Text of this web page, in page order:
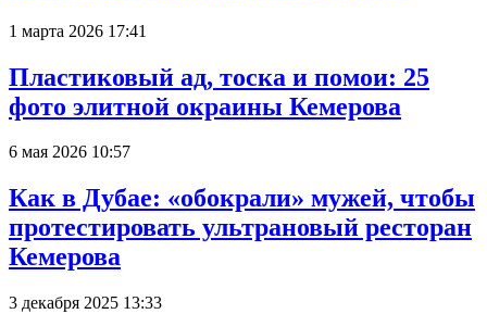
1 марта 2026 17:41
Пластиковый ад, тоска и помои: 25
фото элитной окраины Кемерова
6 мая 2026 10:57
Как в Дубае: «обокрали» мужей, чтобы
протестировать ультрановый ресторан
Кемерова
3 декабря 2025 13:33